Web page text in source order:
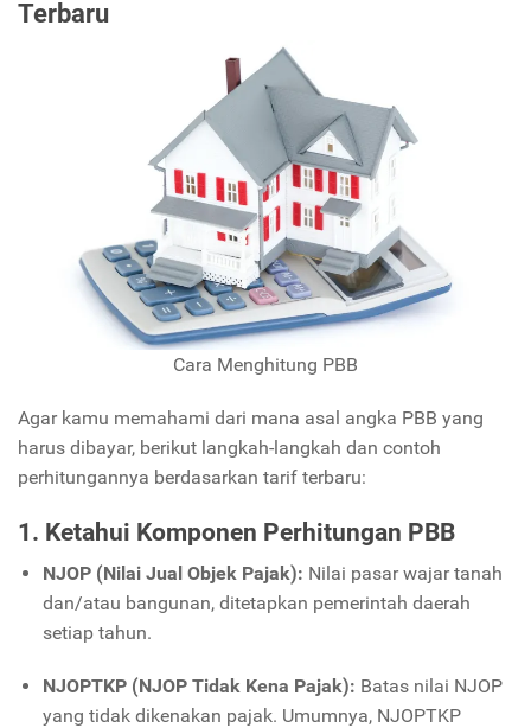
Terbaru
Cara Menghitung PBB
Agar kamu memahami dari mana asal angka PBB yang
harus dibayar, berikut langkah-langkah dan contoh
perhitungannya berdasarkan tarif terbaru:
1. Ketahui Komponen Perhitungan PBB
NJOP (Nilai Jual Objek Pajak): Nilai pasar wajar tanah
dan/atau bangunan, ditetapkan pemerintah daerah
setiap tahun.
NJOPTKP (NJOP Tidak Kena Pajak): Batas nilai NJOP
yang tidak dikenakan pajak. Umumnya, NJOPTKP